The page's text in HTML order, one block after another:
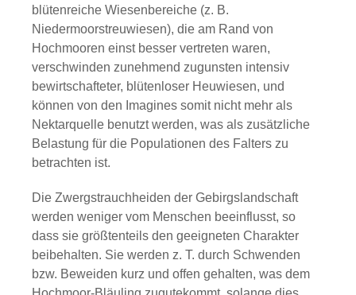
blütenreiche Wiesenbereiche (z. B.
Niedermoorstreuwiesen), die am Rand von
Hochmooren einst besser vertreten waren,
verschwinden zunehmend zugunsten intensiv
bewirtschafteter, blütenloser Heuwiesen, und
können von den Imagines somit nicht mehr als
Nektarquelle benutzt werden, was als zusätzliche
Belastung für die Populationen des Falters zu
betrachten ist.
Die Zwergstrauchheiden der Gebirgslandschaft
werden weniger vom Menschen beeinflusst, so
dass sie größtenteils den geeigneten Charakter
beibehalten. Sie werden z. T. durch Schwenden
bzw. Beweiden kurz und offen gehalten, was dem